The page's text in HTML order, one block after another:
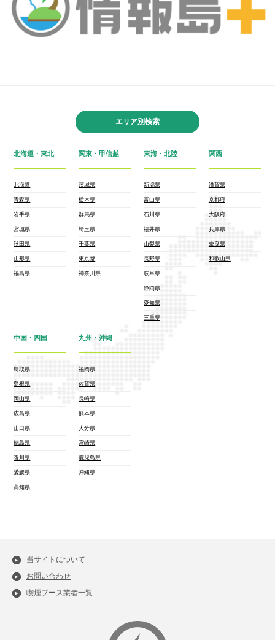
エリア別検索
北海道・東北
北海道
青森県
岩手県
宮城県
秋田県
山形県
福島県
関東・甲信越
茨城県
栃木県
群馬県
埼玉県
千葉県
東京都
神奈川県
東海・北陸
新潟県
富山県
石川県
福井県
山梨県
長野県
岐阜県
静岡県
愛知県
三重県
関西
滋賀県
京都府
大阪府
兵庫県
奈良県
和歌山県
中国・四国
鳥取県
島根県
岡山県
広島県
山口県
徳島県
香川県
愛媛県
高知県
九州・沖縄
福岡県
佐賀県
長崎県
熊本県
大分県
宮崎県
鹿児島県
沖縄県
当サイトについて
お問い合わせ
喫煙ブース業者一覧